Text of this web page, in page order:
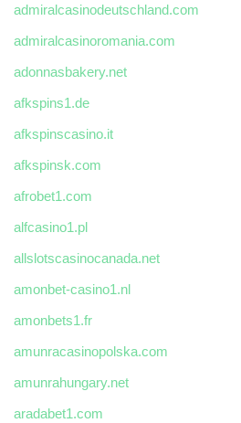
admiralcasinodeutschland.com
admiralcasinoromania.com
adonnasbakery.net
afkspins1.de
afkspinscasino.it
afkspinsk.com
afrobet1.com
alfcasino1.pl
allslotscasinocanada.net
amonbet-casino1.nl
amonbets1.fr
amunracasinopolska.com
amunrahungary.net
aradabet1.com